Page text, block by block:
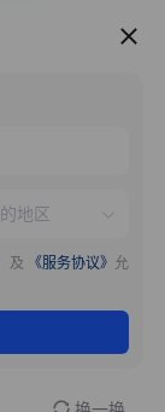
服务推荐
及 《服务协议》 允